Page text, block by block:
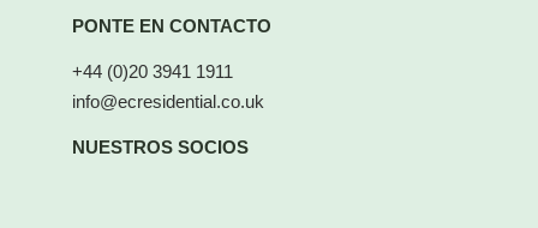
PONTE EN CONTACTO
+44 (0)20 3941 1911
info@ecresidential.co.uk
NUESTROS SOCIOS